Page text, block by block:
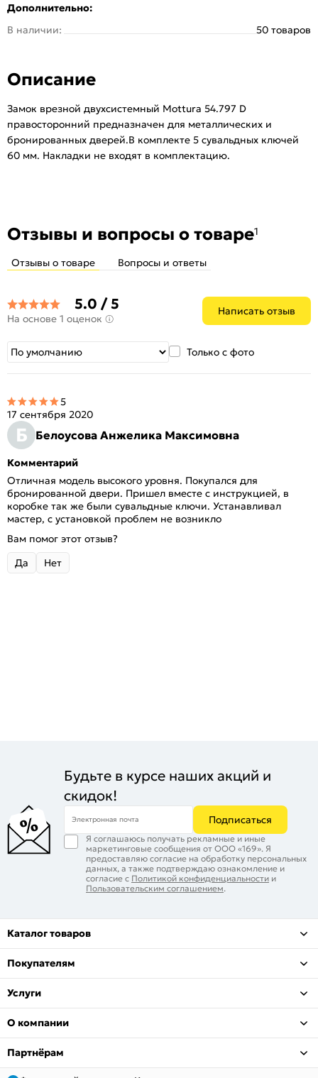
Бэксет:
Вылет ригеля:
36 мм
Тип замка:
Тип защелки:
Количество ригелей, шт:
Задвижка:
Тип:
Для входных дверей
Наличие выводов для тяг:
Дополнительно:
В наличии:
50 товаров
Описание
Замок врезной двухсистемный Mottura 54.797 D
правосторонний предназначен для металлических и
бронированных дверей.В комплекте 5 сувальдных ключей
60 мм. Накладки не входят в комплектацию.
Отзывы и вопросы о товаре1
Отзывы о товаре Вопросы и ответы
5.0 / 5
На основе 1 оценок
Написать отзыв
Только с фото
Б Белоусова Анжелика Максимовна
17 сентября 2020
5
Комментарий
Отличная модель высокого уровня. Покупался для
бронированной двери. Пришел вместе с инструкцией, в
коробке так же были сувальдные ключи. Устанавливал
мастер, с установкой проблем не возникло
Вам помог этот отзыв?
Да
Нет
Будьте в курсе наших акций и
скидок!
Электронная почта Подписаться
Я соглашаюсь получать рекламные и иные
маркетинговые сообщения от ООО «169». Я
предоставляю согласие на обработку персональных
данных, а также подтверждаю ознакомление и
согласие с Политикой конфиденциальности и
Пользовательским соглашением.
Каталог товаров
Покупателям
Услуги
О компании
Партнёрам